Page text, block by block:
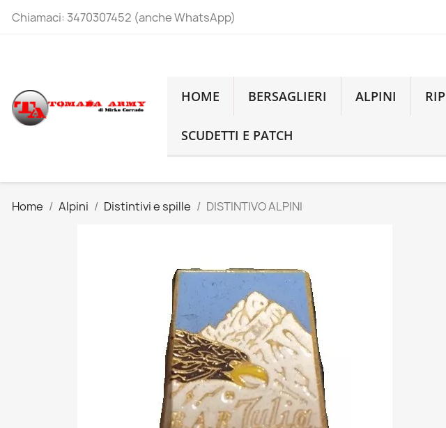
Chiamaci: 3470307452 (anche WhatsApp)
HOME
BERSAGLIERI ALPINI
SCUDETTI E PATCH
Home Alpini Distintivi e spille DISTINTIVO ALPINI